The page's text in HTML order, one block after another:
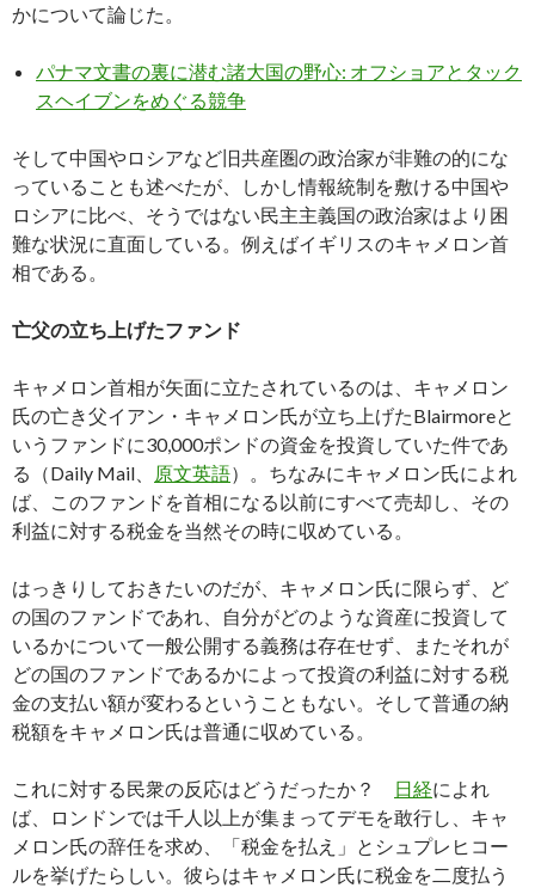
かについて論じた。
パナマ文書の裏に潜む諸大国の野心: オフショアとタック
スヘイブンをめぐる競争
そして中国やロシアなど旧共産圏の政治家が非難の的にな
っていることも述べたが、しかし情報統制を敷ける中国や
ロシアに比べ、そうではない民主主義国の政治家はより困
難な状況に直面している。例えばイギリスのキャメロン首
相である。
亡父の立ち上げたファンド
キャメロン首相が矢面に立たされているのは、キャメロン
氏の亡き父イアン・キャメロン氏が立ち上げたBlairmoreと
いうファンドに30,000ポンドの資金を投資していた件であ
る（Daily Mail、
原文英語）。ちなみにキャメロン氏によれ
ば、このファンドを首相になる以前にすべて売却し、その
利益に対する税金を当然その時に収めている。
はっきりしておきたいのだが、キャメロン氏に限らず、ど
の国のファンドであれ、自分がどのような資産に投資して
いるかについて一般公開する義務は存在せず、またそれが
どの国のファンドであるかによって投資の利益に対する税
金の支払い額が変わるということもない。そして普通の納
税額をキャメロン氏は普通に収めている。
これに対する民衆の反応はどうだったか？ 日経によれ
ば、ロンドンでは千人以上が集まってデモを敢行し、キャ
メロン氏の辞任を求め、「税金を払え」とシュプレヒコー
ルを挙げたらしい。彼らはキャメロン氏に税金を二度払う